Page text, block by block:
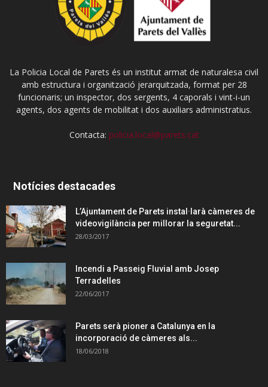
La Policia Local de Parets és un institut armat de naturalesa civil
amb estructura i organització jerarquitzada, format per 28
funcionaris; un inspector, dos sergents, 4 caporals i vint-i-un
agents, dos agents de mobilitat i dos auxiliars administratius.
Contacta: policia.local@parets.cat
Notícies destacades
L’Ajuntament de Parets instal·larà càmeres de
videovigilància per millorar la seguretat...
28/03/2017
Incendi a Passeig Fluvial amb Josep
Terradelles
22/06/2017
Parets serà pioner a Catalunya en la
incorporació de càmeres als...
18/06/2018